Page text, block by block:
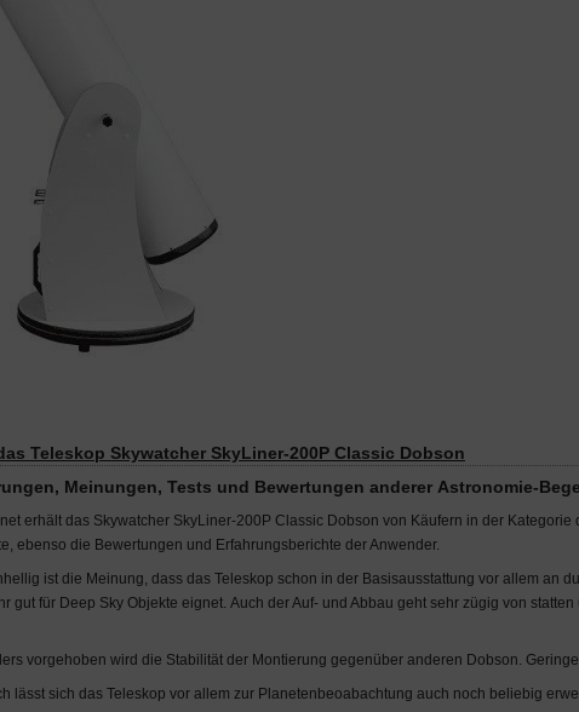
Teleskop Skywatcher SkyLiner-200P Classic Dobson
, Meinungen, Tests und Bewertungen anderer Astronomie-
erhält das Skywatcher SkyLiner-200P Classic Dobson von Käufern in der
ebenso die Bewertungen und Erfahrungsberichte der Anwender.
ist die Meinung, dass das Teleskop schon in der Basisausstattung vor allem an
gut für Deep Sky Objekte eignet. Auch der Auf- und Abbau geht sehr zügig von
vorgehoben wird die Stabilität der Montierung gegenüber anderen Dobson.
lässt sich das Teleskop vor allem zur Planetenbeoabachtung auch noch beliebig